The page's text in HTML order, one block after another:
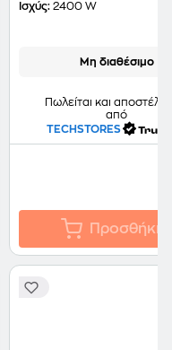
Ισχύς: 2400 W
Μη διαθέσιμο
Πωλείται και
από
TECHSTORES
Προσθήκη